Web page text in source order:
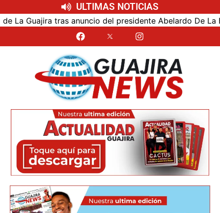
ULTIMAS NOTICIAS
tras anuncio del presidente Abelardo De La